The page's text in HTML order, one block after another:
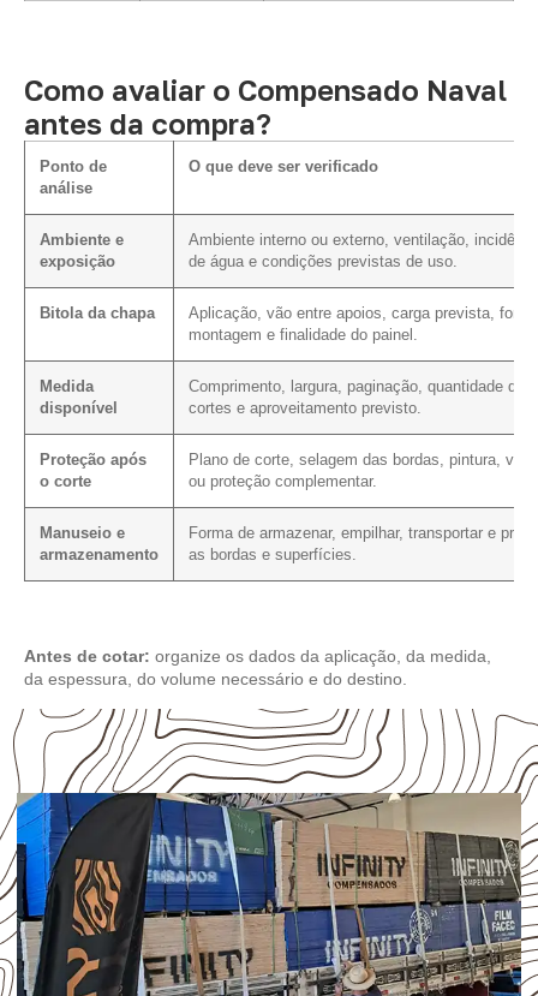
Como avaliar o Compensado Naval
antes da compra?
Ponto de
análise
O que deve ser verificado
Ambiente e
exposição
Ambiente interno ou externo, ventilação,
de água e condições previstas de uso.
Bitola da chapa
Aplicação, vão entre apoios, carga prevista,
montagem e finalidade do painel.
Medida
disponível
Comprimento, largura, paginação, quantidade de
cortes e aproveitamento previsto.
Proteção após
o corte
Plano de corte, selagem das bordas, pintura,
ou proteção complementar.
Manuseio e
armazenamento
Forma de armazenar, empilhar, transportar e
as bordas e superfícies.
Antes de cotar: organize os dados da aplicação, da medida,
da espessura, do volume necessário e do destino.